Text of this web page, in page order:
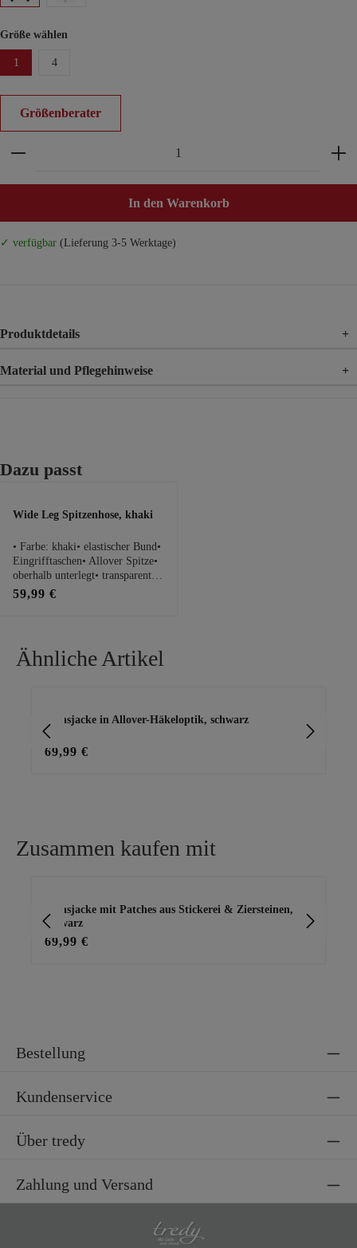
Größe wählen
1 4
Größenberater
Produkt Anzahl: Gib den gewünschten Wert ein
In den Warenkorb
✓ verfügbar (Lieferung 3-5 Werktage)
Produktdetails +
Material und Pflegehinweise +
Produktgalerie überspringen
Dazu passt
Wide Leg Spitzenhose, khaki
• Farbe: khaki• elastischer Bund•
Eingrifftaschen• Allover Spitze•
oberhalb unterlegt• transparent•
gerades, weites BeinPassform
59,99 €
Ähnliche Artikel
Jeansjacke in Allover-Häkeloptik, schwarz
69,99 €
Zusammen kaufen mit
Jeansjacke mit Patches aus Stickerei & Ziersteinen,
schwarz
69,99 €
Bestellung
Kundenservice
Über tredy
Zahlung und Versand